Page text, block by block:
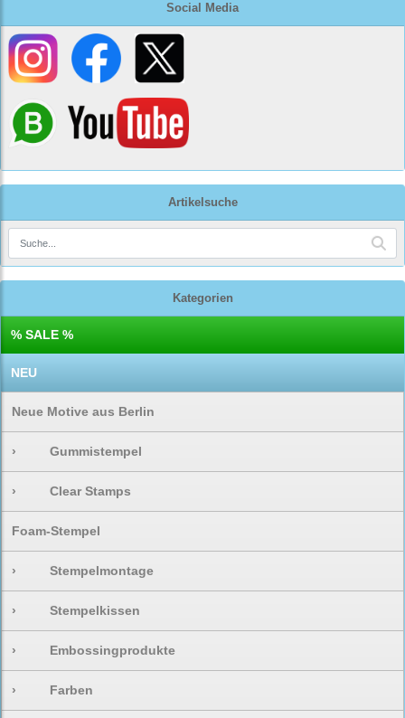
Social Media
Artikelsuche
Kategorien
% SALE %
NEU
Neue Motive aus Berlin
› Gummistempel
› Clear Stamps
Foam-Stempel
› Stempelmontage
› Stempelkissen
› Embossingprodukte
› Farben